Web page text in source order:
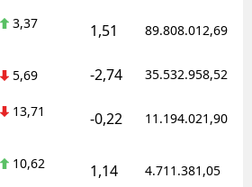
3,37 1,51 89.808.012,69
5,69 -2,74 35.532.958,52
13,71 -0,22 11.194.021,90
10,62 1,14 4.711.381,05